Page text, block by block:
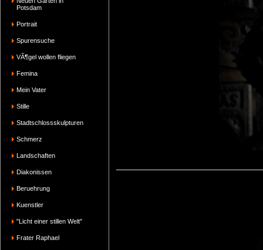
Potsdam
Portrait
Spurensuche
VÃ¶gel wollen fliegen
Femina
Mein Vater
Stille
Stadtschlossskulpturen
Schmerz
Landschaften
Diakonissen
Beruehrung
Kuenstler
"Licht einer stillen Welt"
Frater Raphael